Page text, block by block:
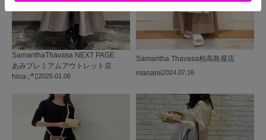
2025.01.06
SamanthaThavasa NEXT PAGE
あみプレミアムアウトレット店
hina◌̥*⃝̣
2024.07.16
Samantha Thavasa柏高島屋店
manami